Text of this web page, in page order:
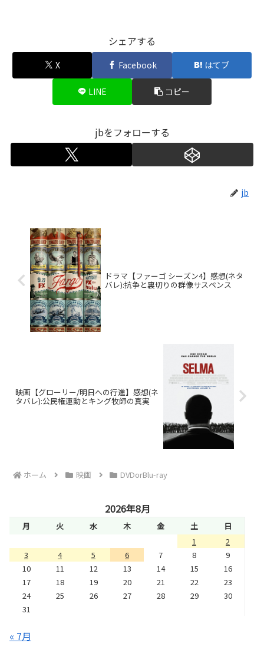
シェアする
X Facebook はてブ
LINE コピー
jbをフォローする
jb
ドラマ【ファーゴ シーズン4】感想(ネタ
バレ):抗争と裏切りの群像サスペンス
映画【グローリー/明日への行進】感想(ネ
タバレ):公民権運動とキング牧師の真実
ホーム 映画 DVDorBlu-ray
2026年8月
月 火 水 木 金 土
日
1
2
3
4 5 6 7 8
9
10
11 12 13 14 15
16
17
18 19 20 21 22
23
24
25 26 27 28 29
30
31
« 7月